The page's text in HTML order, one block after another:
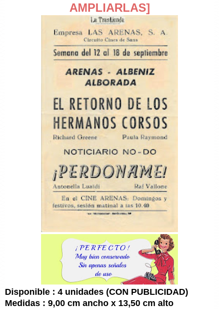
AMPLIARLAS]
Disponible : 4 unidades (CON PUBLICIDAD)
Medidas : 9,00 cm ancho x 13,50 cm alto